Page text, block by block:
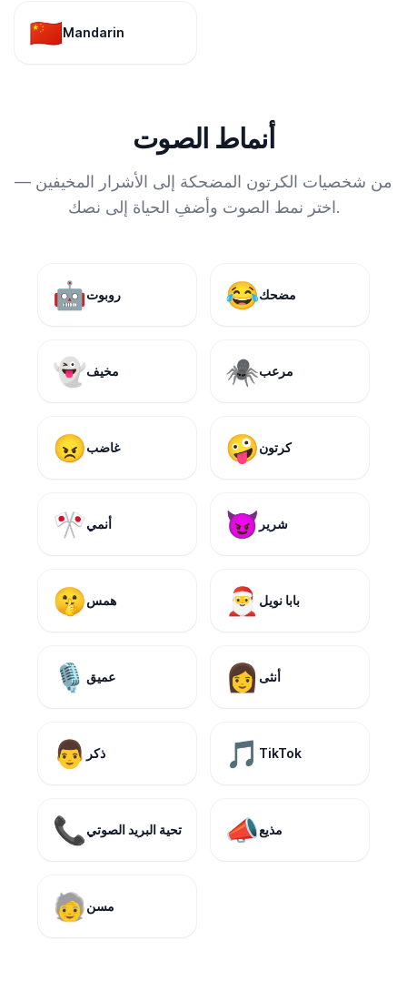
🇨🇳Mandarin
أنماط الصوت
من شخصيات الكرتون المضحكة إلى الأشرار المخيفين —
اختر نمط الصوت وأضفِ الحياة إلى نصك.
🤖روبوت 😂مضحك
👻مخيف 🕷️مرعب
😠غاضب 🤪كرتون
🎌أنمي 😈 شرير
🤫همس 🎅 بابا نويل
🎙️ عميق 👩 أنثى
👨 ذكر 🎵 TikTok
📞 تحية البريد الصوتي 📣مذيع
🧓مسن